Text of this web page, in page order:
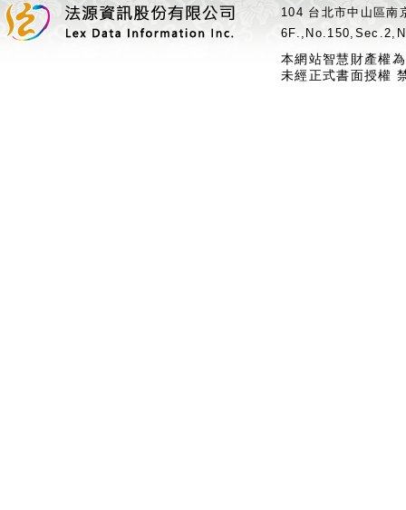
104 台北市中山區
本網站智慧財產權
未經正式書面授權